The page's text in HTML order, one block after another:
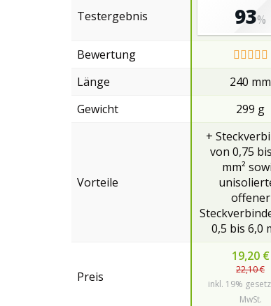
Testergebnis 93%
Bewertung
Länge
240 mm
Gewicht
299 g
Vorteile
+
von 0,75
mm²
offener
0,5 bis 6,0
Preis
19,20 €
22,10 €
inkl. 19%
MwSt.